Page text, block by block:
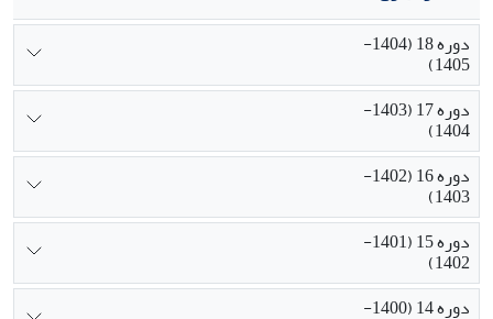
دوره 18 (1404-
1405)
دوره 17 (1403-
1404)
دوره 16 (1402-
1403)
دوره 15 (1401-
1402)
دوره 14 (1400-